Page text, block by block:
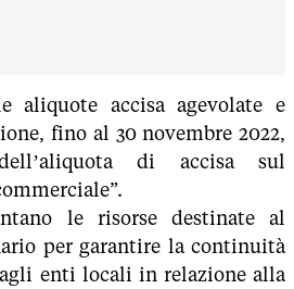
aliquote accisa agevolate e
fino al 30 novembre 2022,
dell’aliquota di accisa sul
le risorse destinate al
per garantire la continuità
enti locali in relazione alla